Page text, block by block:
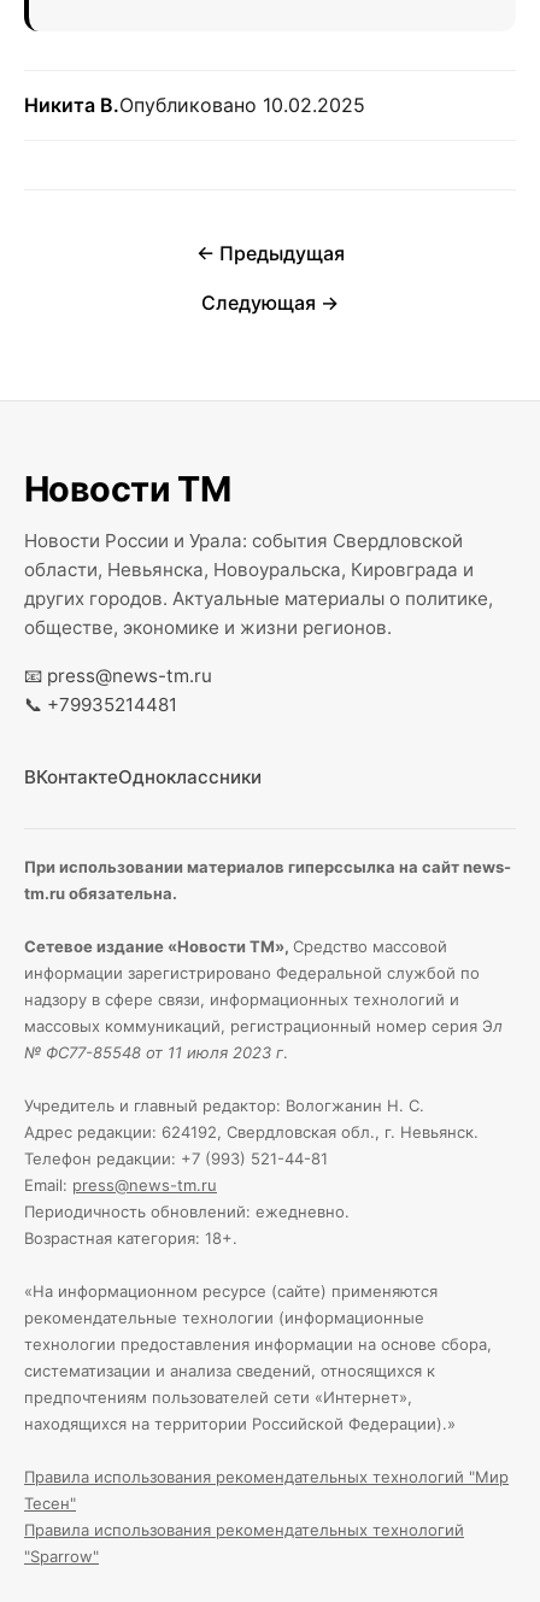
Никита В.Опубликовано 10.02.2025
← Предыдущая
Следующая →
Новости ТМ
Новости России и Урала: события Свердловской
области, Невьянска, Новоуральска, Кировграда и
других городов. Актуальные материалы о политике,
обществе, экономике и жизни регионов.
📧 press@news-tm.ru
📞 +79935214481
ВКонтактеОдноклассники
При использовании материалов гиперссылка на сайт news-
tm.ru обязательна.
Сетевое издание «Новости ТМ», Средство массовой
информации зарегистрировано Федеральной службой по
надзору в сфере связи, информационных технологий и
массовых коммуникаций, регистрационный номер серия Эл
№ ФС77-85548 от 11 июля 2023 г.
Учредитель и главный редактор: Вологжанин Н. С.
Адрес редакции: 624192, Свердловская обл., г. Невьянск.
Телефон редакции: +7 (993) 521-44-81
Email: press@news-tm.ru
Периодичность обновлений: ежедневно.
Возрастная категория: 18+.
«На информационном ресурсе (сайте) применяются
рекомендательные технологии (информационные
технологии предоставления информации на основе сбора,
систематизации и анализа сведений, относящихся к
предпочтениям пользователей сети «Интернет»,
находящихся на территории Российской Федерации).»
Правила использования рекомендательных технологий "Мир
Тесен"
Правила использования рекомендательных технологий
"Sparrow"